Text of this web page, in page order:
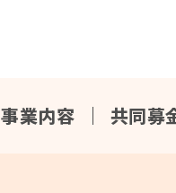
事業内容 共同募